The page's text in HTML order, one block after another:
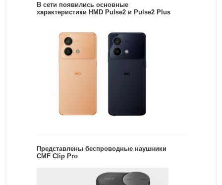
В сети появились основные
характеристики HMD Pulse2 и Pulse2 Plus
Представлены беспроводные наушники
CMF Clip Pro